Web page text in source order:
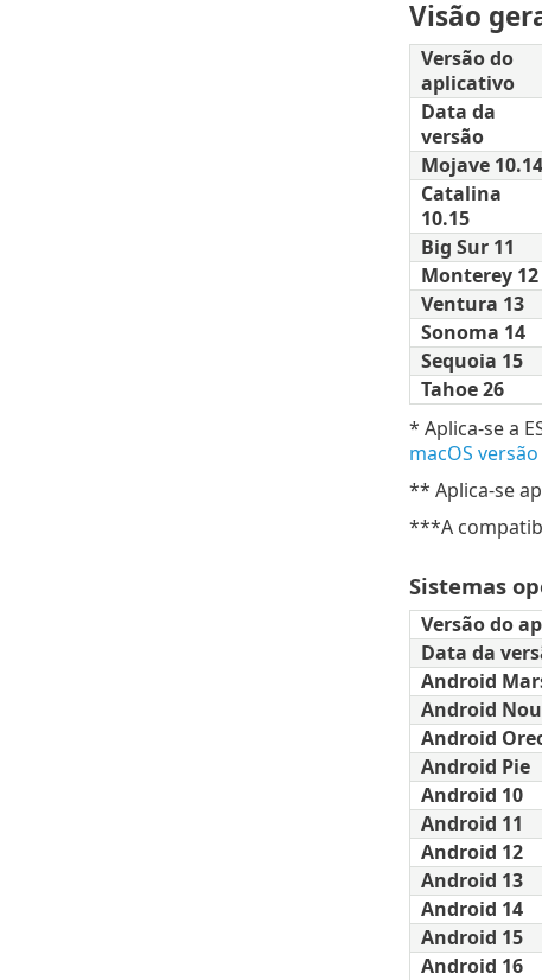
Visão
Versão do
aplicativo
Data da
versão
Mojave 10.14
Catalina
10.15
Big Sur 11
Monterey 12
Ventura 13
Sonoma 14
Sequoia 15
Tahoe 26
* Aplica-se a
macOS versão
** Aplica-se
***A
Sistemas
Versão do
Data da
Android
Android
Android
Android Pie
Android 10
Android 11
Android 12
Android 13
Android 14
Android 15
Android 16